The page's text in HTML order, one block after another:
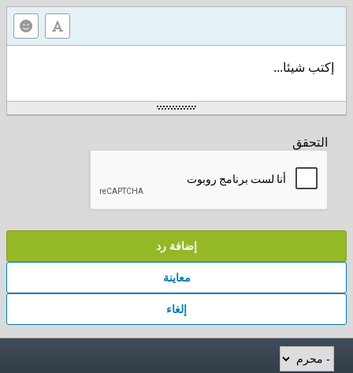
إكتب شيئا...
التحقق
إضافة رد
معاينة
إلغاء